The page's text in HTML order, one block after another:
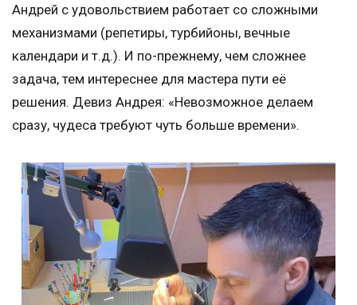
Андрей с удовольствием работает со сложными
механизмами (репетиры, турбийоны, вечные
календари и т.д.). И по-прежнему, чем сложнее
задача, тем интереснее для мастера пути её
решения. Девиз Андрея: «Невозможное делаем
сразу, чудеса требуют чуть больше времени».